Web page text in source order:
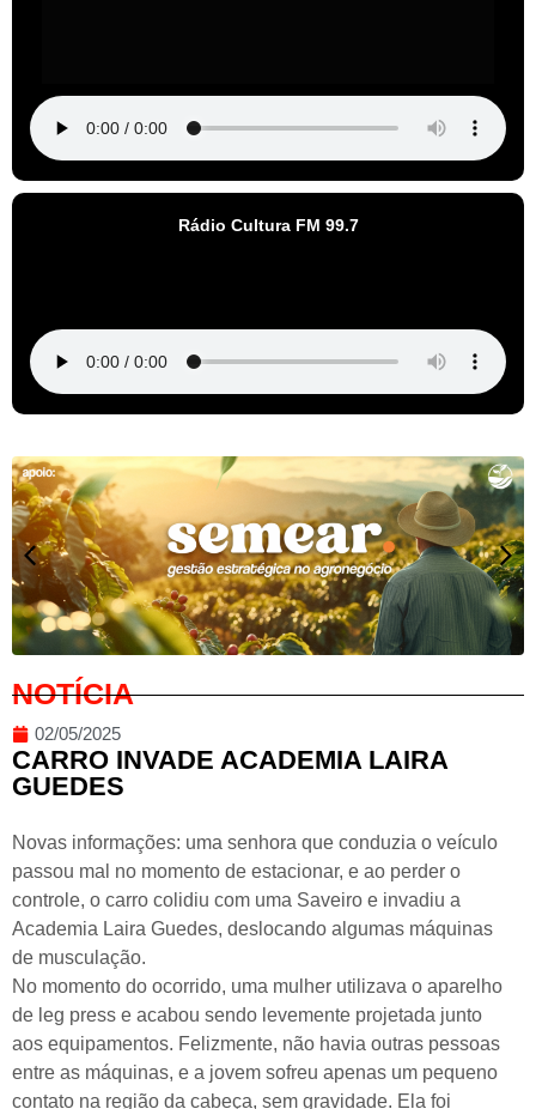
Rádio Cultura FM 99.7
NOTÍCIA
02/05/2025
CARRO INVADE ACADEMIA LAIRA
GUEDES
Novas informações: uma senhora que conduzia o veículo
passou mal no momento de estacionar, e ao perder o
controle, o carro colidiu com uma Saveiro e invadiu a
Academia Laira Guedes, deslocando algumas máquinas
de musculação.
No momento do ocorrido, uma mulher utilizava o aparelho
de leg press e acabou sendo levemente projetada junto
aos equipamentos. Felizmente, não havia outras pessoas
entre as máquinas, e a jovem sofreu apenas um pequeno
contato na região da cabeça, sem gravidade. Ela foi